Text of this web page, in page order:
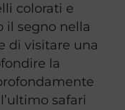
colorati e
il segno nella
di visitare una
la
safari